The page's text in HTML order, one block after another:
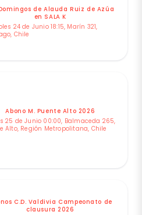
de Alauda Ruiz de Azúa
en SALA K
24 de Junio 18:15, Marín 321,
Chile
Abono M. Puente Alto 2026
25 de Junio 00:00, Balmaceda 265,
Alto, Región Metropolitana, Chile
C.D. Valdivia Campeonato de
clausura 2026